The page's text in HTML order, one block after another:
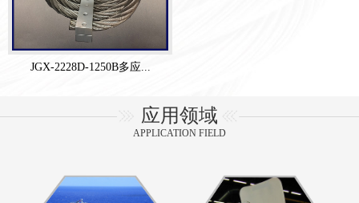
JGX-2228D-1250B多应...
应用领域
APPLICATION FIELD